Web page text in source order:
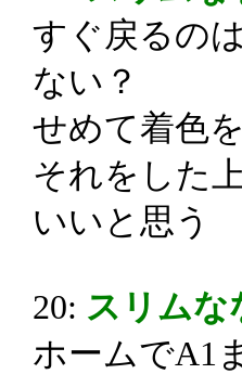
すぐ戻るの
ない？
せめて着色
それをした
いいと思う
20: スリムな
ホームでA1